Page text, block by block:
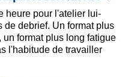
heure pour l'atelier lui-
de debrief. Un format plus
format plus long fatigue
l'habitude de travailler